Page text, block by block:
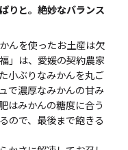
りと。絶妙なバランス
んを使ったお土産は欠
」は、愛媛の契約農家
小ぶりなみかんを丸ご
で濃厚なみかんの甘み
はみかんの糖度に合う
ので、最後まで飽きる